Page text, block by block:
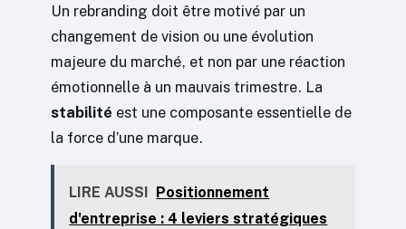
Un rebranding doit être motivé par un
changement de vision ou une évolution
majeure du marché, et non par une réaction
émotionnelle à un mauvais trimestre. La
stabilité est une composante essentielle de
la force d’une marque.
LIRE AUSSI
Positionnement
d'entreprise : 4 leviers stratégiques